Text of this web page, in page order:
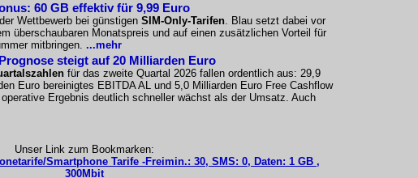
60 GB effektiv für 9,99 Euro
Wettbewerb bei günstigen SIM-Only-Tarifen. Blau setzt dabei vor
überschaubaren Monatspreis und auf einen zusätzlichen Vorteil für
mitbringen. ...mehr
steigt auf 20 Milliarden Euro
für das zweite Quartal 2026 fallen ordentlich aus: 29,9
Euro bereinigtes EBITDA AL und 5,0 Milliarden Euro Free Cashflow
Ergebnis deutlich schneller wächst als der Umsatz. Auch
Unser Link zum Bookmarken:
Smartphone Tarife -Freimin.: 30, SMS: 0, Daten: 1 GB ,
300Mbit